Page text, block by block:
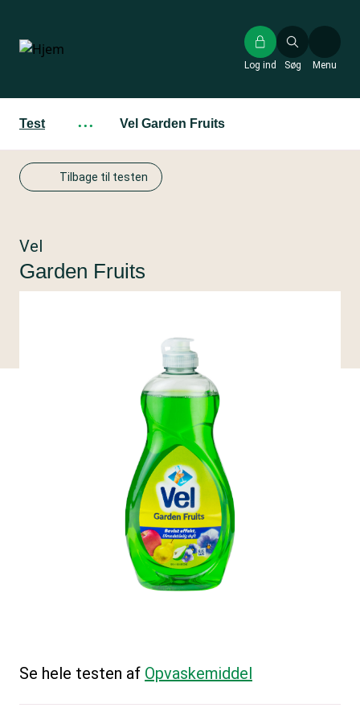
hovedindhold
Søg
Log ind Menu
Test ··· Vel Garden Fruits
Tilbage til testen
Vel
Garden Fruits
Se hele testen af Opvaskemiddel